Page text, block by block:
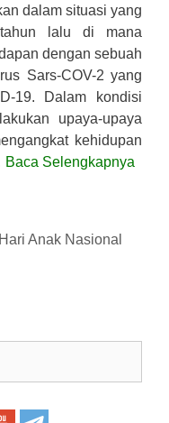
dalam situasi yang
lalu di mana
dengan sebuah
Sars-COV-2 yang
19. Dalam kondisi
upaya-upaya
kehidupan
Baca Selengkapnya
Hari Anak Nasional